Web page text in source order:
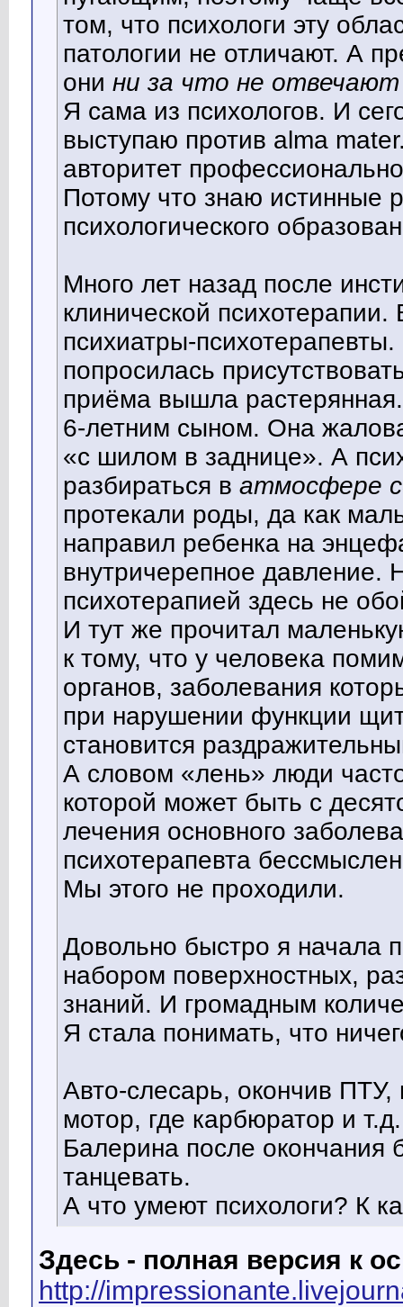
том, что психологи эту
патологии не отличают. А
они ни за что не отвечают
Я сама из психологов. И
выступаю против alma
авторитет
Потому что знаю истинные
психологического
Много лет назад после
клинической
психиатры-
попросилась
приёма вышла
6-летним сыном. Она
«с шилом в заднице». А
разбираться в атмосфере
протекали роды, да как
направил ребенка на
внутричерепное давление.
психотерапией здесь не
И тут же прочитал
к тому, что у человека
органов, заболевания
при нарушении функции
становится
А словом «лень» люди
которой может быть с
лечения основного
психотерапевта
Мы этого не проходили.
Довольно быстро я начала
набором поверхностных,
знаний. И громадным
Я стала понимать, что
Авто-слесарь, окончив ПТУ,
мотор, где карбюратор и
Балерина после окончания
танцевать.
А что умеют психологи? К
Здесь - полная версия к
http://